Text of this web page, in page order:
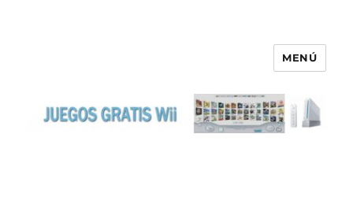
MENÚ